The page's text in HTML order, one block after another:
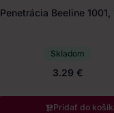
Penetrácia Beeline 1001,
Skladom
3.29 €
Pridať do